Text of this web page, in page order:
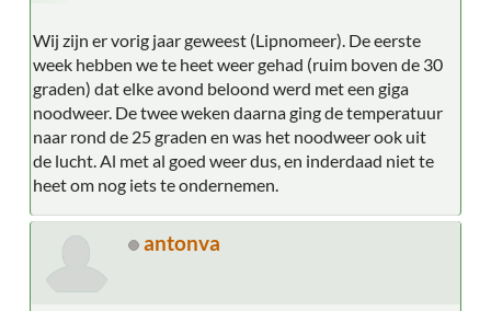
Wij zijn er vorig jaar geweest (Lipnomeer). De eerste
week hebben we te heet weer gehad (ruim boven de 30
graden) dat elke avond beloond werd met een giga
noodweer. De twee weken daarna ging de temperatuur
naar rond de 25 graden en was het noodweer ook uit
de lucht. Al met al goed weer dus, en inderdaad niet te
heet om nog iets te ondernemen.
antonva